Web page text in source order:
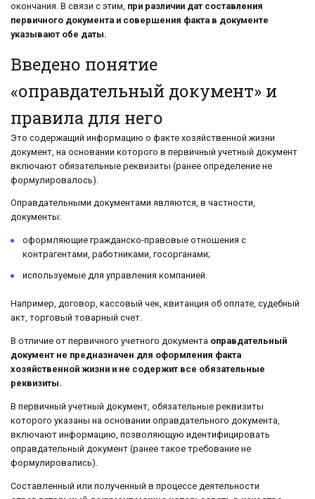
окончания. В связи с этим, при различии дат составления
первичного документа и совершения факта в документе
указывают обе даты.
Введено понятие
«оправдательный документ» и
правила для него
Это содержащий информацию о факте хозяйственной жизни
документ, на основании которого в первичный учетный документ
включают обязательные реквизиты (ранее определение не
формулировалось).
Оправдательными документами являются, в частности,
документы:
оформляющие гражданско-правовые отношения с
контрагентами, работниками, госорганами;
используемые для управления компанией.
Например, договор, кассовый чек, квитанция об оплате, судебный
акт, торговый товарный счет.
В отличие от первичного учетного документа оправдательный
документ не предназначен для оформления факта
хозяйственной жизни и не содержит все обязательные
реквизиты.
В первичный учетный документ, обязательные реквизиты
которого указаны на основании оправдательного документа,
включают информацию, позволяющую идентифицировать
оправдательный документ (ранее такое требование не
формулировались).
Составленный или полученный в процессе деятельности